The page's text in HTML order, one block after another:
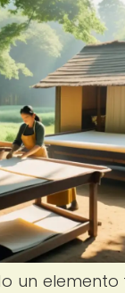
un